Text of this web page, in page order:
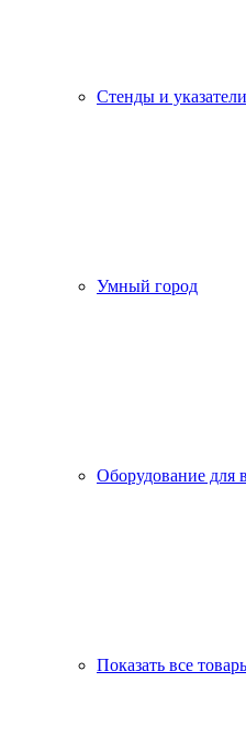
Стенды и указатели
Умный город
Оборудование для
Показать все